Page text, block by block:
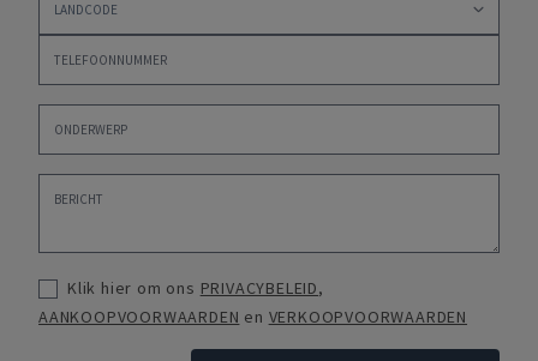
Klik hier om ons PRIVACYBELEID,
AANKOOPVOORWAARDEN en VERKOOPVOORWAARDEN